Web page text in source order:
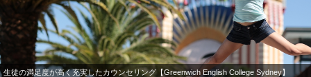
生徒の満足度が高く充実したカウンセリング【Greenwich English College Sydney】